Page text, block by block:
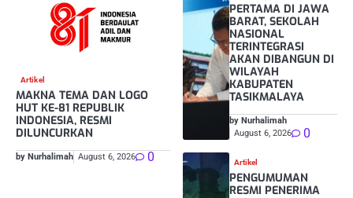
Artikel
MAKNA TEMA DAN LOGO
HUT KE-81 REPUBLIK
INDONESIA, RESMI
DILUNCURKAN
by Nurhalimah August 6, 2026 0
PERTAMA DI JAWA
BARAT, SEKOLAH
NASIONAL
TERINTEGRASI
AKAN DIBANGUN DI
WILAYAH
KABUPATEN
TASIKMALAYA
by Nurhalimah
August 6, 2026
0
Artikel
PENGUMUMAN
RESMI PENERIMA